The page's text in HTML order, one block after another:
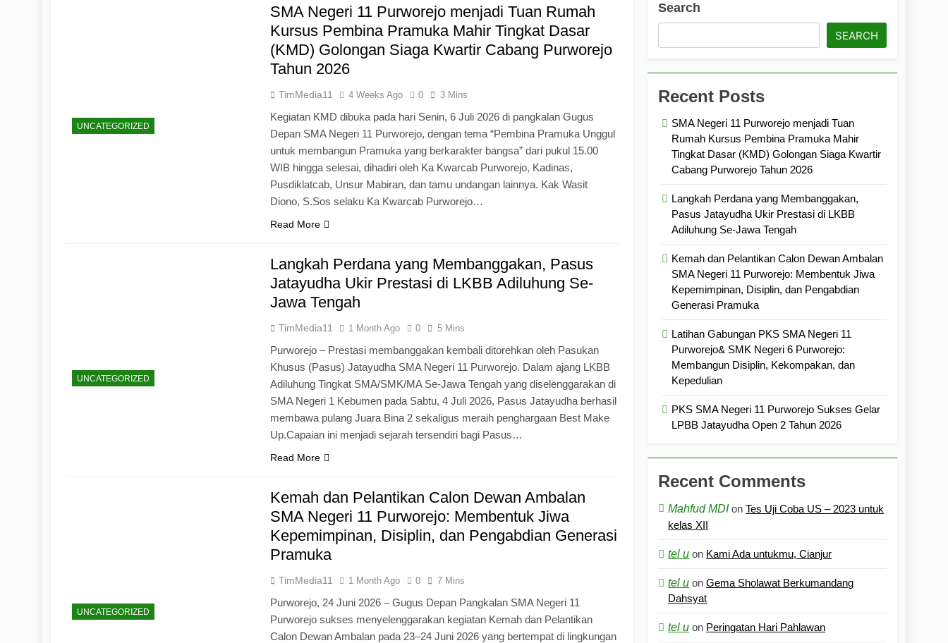
Pengabdian Generasi Pramuka
UNCATEGORIZED
SMA Negeri 11 Purworejo menjadi Tuan Rumah
Kursus Pembina Pramuka Mahir Tingkat Dasar
(KMD) Golongan Siaga Kwartir Cabang Purworejo
Tahun 2026
TimMedia11 4 Weeks Ago 0 3 Mins
Kegiatan KMD dibuka pada hari Senin, 6 Juli 2026 di pangkalan Gugus
Depan SMA Negeri 11 Purworejo, dengan tema “Pembina Pramuka Unggul
untuk membangun Pramuka yang berkarakter bangsa” dari pukul 15.00
WIB hingga selesai, dihadiri oleh Ka Kwarcab Purworejo, Kadinas,
Pusdiklatcab, Unsur Mabiran, dan tamu undangan lainnya. Kak Wasit
Diono, S.Sos selaku Ka Kwarcab Purworejo…
Read More
UNCATEGORIZED
Langkah Perdana yang Membanggakan, Pasus
Jatayudha Ukir Prestasi di LKBB Adiluhung Se-
Jawa Tengah
TimMedia11 1 Month Ago 0 5 Mins
Purworejo – Prestasi membanggakan kembali ditorehkan oleh Pasukan
Khusus (Pasus) Jatayudha SMA Negeri 11 Purworejo. Dalam ajang LKBB
Adiluhung Tingkat SMA/SMK/MA Se-Jawa Tengah yang diselenggarakan di
SMA Negeri 1 Kebumen pada Sabtu, 4 Juli 2026, Pasus Jatayudha berhasil
membawa pulang Juara Bina 2 sekaligus meraih penghargaan Best Make
Up.Capaian ini menjadi sejarah tersendiri bagi Pasus…
Read More
UNCATEGORIZED
Kemah dan Pelantikan Calon Dewan Ambalan
SMA Negeri 11 Purworejo: Membentuk Jiwa
Kepemimpinan, Disiplin, dan Pengabdian Generasi
Pramuka
TimMedia11 1 Month Ago 0 7 Mins
Purworejo, 24 Juni 2026 – Gugus Depan Pangkalan SMA Negeri 11
Purworejo sukses menyelenggarakan kegiatan Kemah dan Pelantikan
Calon Dewan Ambalan pada 23–24 Juni 2026 yang bertempat di lingkungan
Search
SEARCH
Recent Posts
SMA Negeri 11 Purworejo menjadi Tuan
Rumah Kursus Pembina Pramuka Mahir
Tingkat Dasar (KMD) Golongan Siaga Kwartir
Cabang Purworejo Tahun 2026
Langkah Perdana yang Membanggakan,
Pasus Jatayudha Ukir Prestasi di LKBB
Adiluhung Se-Jawa Tengah
Kemah dan Pelantikan Calon Dewan Ambalan
SMA Negeri 11 Purworejo: Membentuk Jiwa
Kepemimpinan, Disiplin, dan Pengabdian
Generasi Pramuka
Latihan Gabungan PKS SMA Negeri 11
Purworejo& SMK Negeri 6 Purworejo:
Membangun Disiplin, Kekompakan, dan
Kepedulian
PKS SMA Negeri 11 Purworejo Sukses Gelar
LPBB Jatayudha Open 2 Tahun 2026
Recent Comments
Mahfud MDIonTes Uji Coba US – 2023 untuk
kelas XII
tel u on Kami Ada untukmu, Cianjur
tel u onGema Sholawat Berkumandang
Dahsyat
tel u on Peringatan Hari Pahlawan